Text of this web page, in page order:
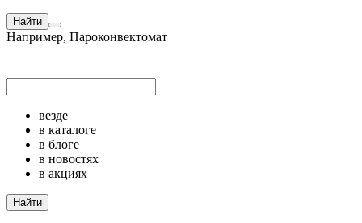
Найти
Например, Пароконвектомат
везде
в каталоге
в блоге
в новостях
в акциях
Найти